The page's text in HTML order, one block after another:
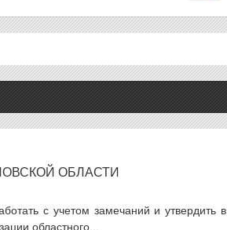
ОБЛАСТИ
с учетом замечаний и утвердить в
областного...